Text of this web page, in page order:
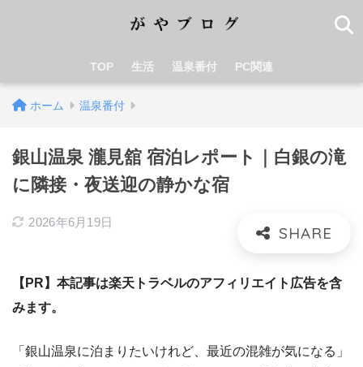
TOP 生活 温泉番付 PC関連
ホーム 温泉番付
銀山温泉 瀧見舘 宿泊レポート｜白銀の滝
に隣接・夜送迎の静かな宿
2026年6月19日
【PR】本記事は楽天トラベルのアフィリエイト広告を含
みます。
「銀山温泉に泊まりたいけれど、最近の混雑が気になる」